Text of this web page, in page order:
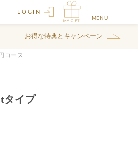
LOGIN
お得な特典とキャンペーン
コース
タイプ